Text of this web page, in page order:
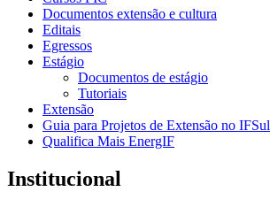
Documentos extensão e cultura
Editais
Egressos
Estágio
Documentos de estágio
Tutoriais
Extensão
Guia para Projetos de Extensão no IFSul
Qualifica Mais EnergIF
Institucional